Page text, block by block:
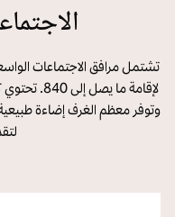
تشتمل مرافق الاجتماعات
لإقامة ما
وتوفر معظم الغرف إضاءة